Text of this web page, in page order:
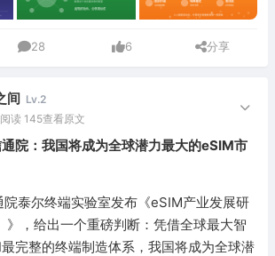
28 6 分享
间 Lv.2
阅读 145查看原文
院：我国将成为全球潜力最大的eSIM市
泰尔终端实验室发布《eSIM产业发展研
》，给出一个重磅判断：凭借全球最大智
完整的终端制造体系，我国将成为全球潜